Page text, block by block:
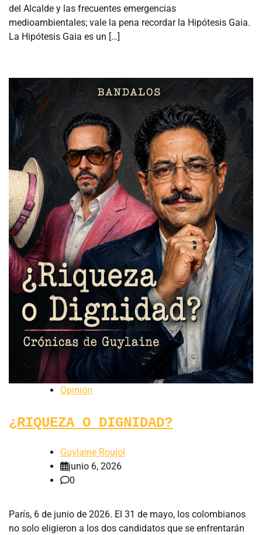
del Alcalde y las frecuentes emergencias
medioambientales; vale la pena recordar la Hipótesis Gaia.
La Hipótesis Gaia es un […]
Opinión
¿RIQUEZA O DIGNIDAD?
Guylaine Roujol
junio 6, 2026
0
París, 6 de junio de 2026. El 31 de mayo, los colombianos
no solo eligieron a los dos candidatos que se enfrentarán